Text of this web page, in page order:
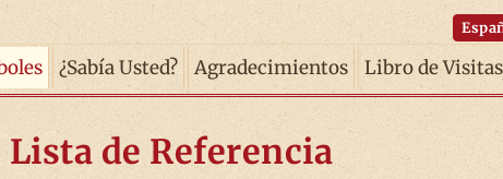
¿Sabía Usted? Agradecimientos Libro de Visitas
Lista de Referencia